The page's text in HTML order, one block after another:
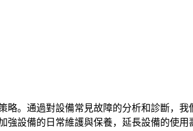
。通過對設備常見故障的分析和診斷，我
設備的日常維護與保養，延長設備的使用